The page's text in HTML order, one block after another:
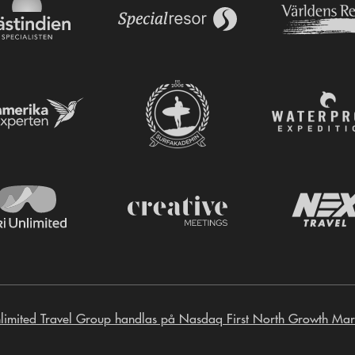
Travel Group handlas på Nasdaq First North Growth